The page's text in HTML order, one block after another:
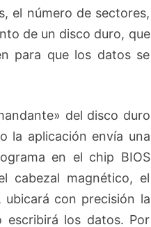
el número de sectores,
de un disco duro, que
para que los datos se
del disco duro
la aplicación envía una
en el chip BIOS
cabezal magnético, el
con precisión la
escribirá los datos. Por